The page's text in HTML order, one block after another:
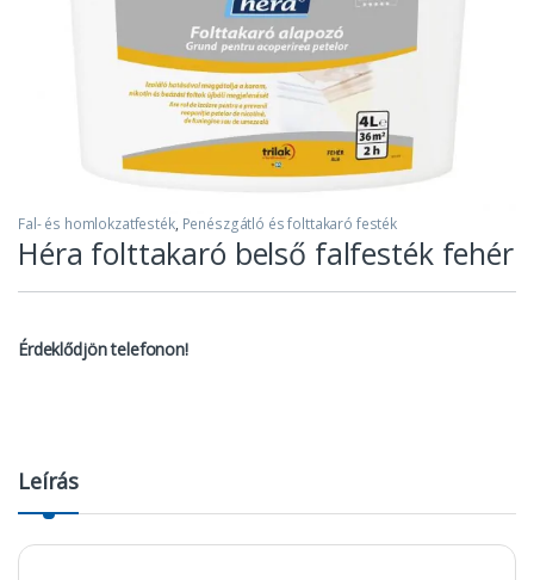
Fal- és homlokzatfesték, Penészgátló és folttakaró festék
Héra folttakaró belső falfesték fehér
Érdeklődjön telefonon!
Leírás